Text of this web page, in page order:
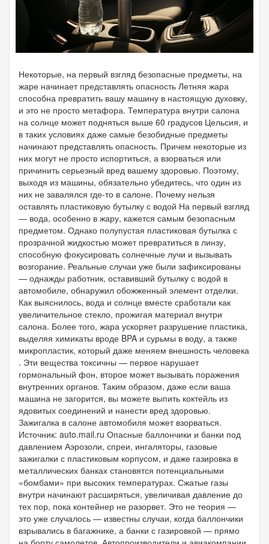
Некоторые, на первый взгляд безопасные предметы, на
жаре начинает представлять опасность Летняя жара
способна превратить вашу машину в настоящую духовку,
и это не просто метафора. Температура внутри салона
на солнце может подняться выше 60 градусов Цельсия, и
в таких условиях даже самые безобидные предметы
начинают представлять опасность. Причем некоторые из
них могут не просто испортиться, а взорваться или
причинить серьезный вред вашему здоровью. Поэтому,
выходя из машины, обязательно убедитесь, что один из
них не завалялся где-то в салоне. Почему нельзя
оставлять пластиковую бутылку с водой На первый взгляд
— вода, особенно в жару, кажется самым безопасным
предметом. Однако полупустая пластиковая бутылка с
прозрачной жидкостью может превратиться в линзу,
способную фокусировать солнечные лучи и вызывать
возгорание. Реальные случаи уже были зафиксированы
— однажды работник, оставивший бутылку с водой в
автомобиле, обнаружил обожженный элемент отделки.
Как выяснилось, вода и солнце вместе сработали как
увеличительное стекло, прожигая материал внутри
салона. Более того, жара ускоряет разрушение пластика,
выделяя химикаты вроде BPA и сурьмы в воду, а также
микропластик, который даже меняем внешность человека
. Эти вещества токсичны — первое нарушает
гормональный фон, второе может вызывать поражения
внутренних органов. Таким образом, даже если ваша
машина не загорится, вы можете выпить коктейль из
ядовитых соединений и нанести вред здоровью.
Зажигалка в салоне автомобиля может взорваться.
Источник: auto.mail.ru Опасные баллончики и банки под
давлением Аэрозоли, спреи, ингаляторы, газовые
зажигалки с пластиковым корпусом, и даже газировка в
металлических банках становятся потенциальными
«бомбами» при высоких температурах. Сжатые газы
внутри начинают расширяться, увеличивая давление до
тех пор, пока контейнер не разорвет. Это не теория —
это уже случалось — известны случаи, когда баллончики
взрывались в багажнике, а банки с газировкой — прямо